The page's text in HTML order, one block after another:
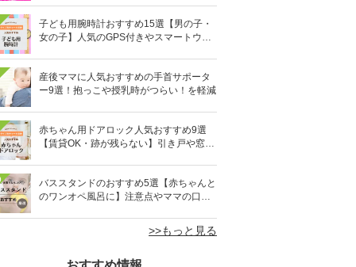
子ども用腕時計おすすめ15選【男の子・
女の子】人気のGPS付きやスマートウォ
産後ママに人気おすすめの手首サポータ
ー9選！抱っこや授乳時がつらい！を軽減
赤ちゃん用ドアロック人気おすすめ9選
【賃貸OK・跡が残らない】引き戸や窓対
バススタンドのおすすめ5選【赤ちゃんと
のワンオペ風呂に】注意点やママの口コ
>>もっと見る